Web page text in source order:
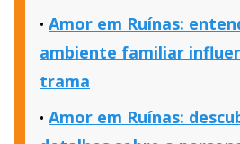
Amor em Ruínas:
ambiente familiar
trama
Amor em Ruínas: